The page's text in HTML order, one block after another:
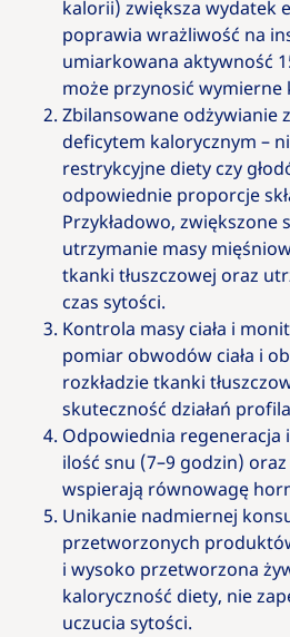
kalorii) zwiększa wydatek
poprawia wrażliwość na
umiarkowana aktywność
może przynosić wymierne
Zbilansowane odżywianie
deficytem kalorycznym –
restrykcyjne diety czy
odpowiednie proporcje
Przykładowo, zwiększone
utrzymanie masy
tkanki tłuszczowej oraz
czas sytości.
Kontrola masy ciała i
pomiar obwodów ciała i
rozkładzie tkanki
skuteczność działań
Odpowiednia regeneracja
ilość snu (7–9 godzin)
wspierają równowagę
Unikanie nadmiernej
przetworzonych
i wysoko przetworzona
kaloryczność diety, nie
uczucia sytości.